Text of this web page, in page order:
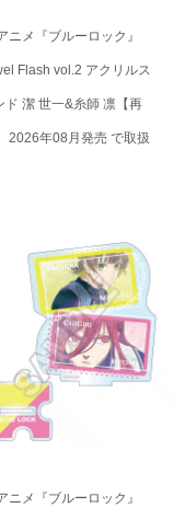
ニメ『ブルーロック』
Flash vol.2 アクリルス
ド 潔 世一&糸師 凛【再
2026年08月発売 で取扱
ニメ『ブルーロック』